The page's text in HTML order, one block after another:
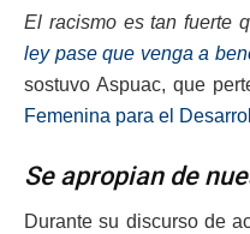
El racismo es tan fuerte
ley pase que venga a
sostuvo Aspuac, que
Femenina para el
Se apropian de
Durante su discurso de